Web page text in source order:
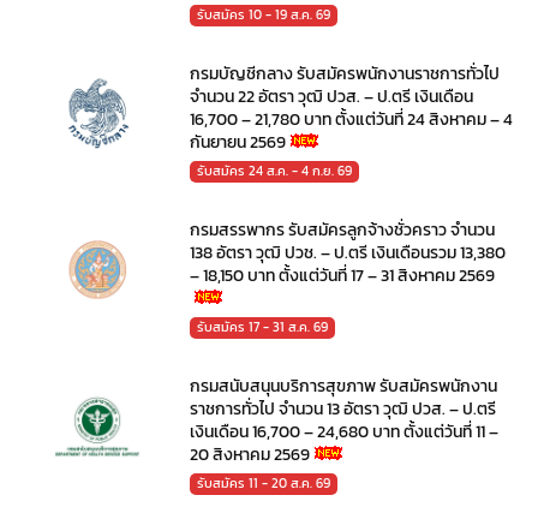
รับสมัคร 10 - 19 ส.ค. 69
กรมบัญชีกลาง รับสมัครพนักงานราชการทั่วไป
จำนวน 22 อัตรา วุฒิ ปวส. – ป.ตรี เงินเดือน
16,700 – 21,780 บาท ตั้งแต่วันที่ 24 สิงหาคม – 4
กันยายน 2569
รับสมัคร 24 ส.ค. - 4 ก.ย. 69
กรมสรรพากร รับสมัครลูกจ้างชั่วคราว จำนวน
138 อัตรา วุฒิ ปวช. – ป.ตรี เงินเดือนรวม 13,380
– 18,150 บาท ตั้งแต่วันที่ 17 – 31 สิงหาคม 2569
รับสมัคร 17 - 31 ส.ค. 69
กรมสนับสนุนบริการสุขภาพ รับสมัครพนักงาน
ราชการทั่วไป จำนวน 13 อัตรา วุฒิ ปวส. – ป.ตรี
เงินเดือน 16,700 – 24,680 บาท ตั้งแต่วันที่ 11 –
20 สิงหาคม 2569
รับสมัคร 11 - 20 ส.ค. 69